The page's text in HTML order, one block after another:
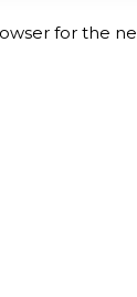
for the